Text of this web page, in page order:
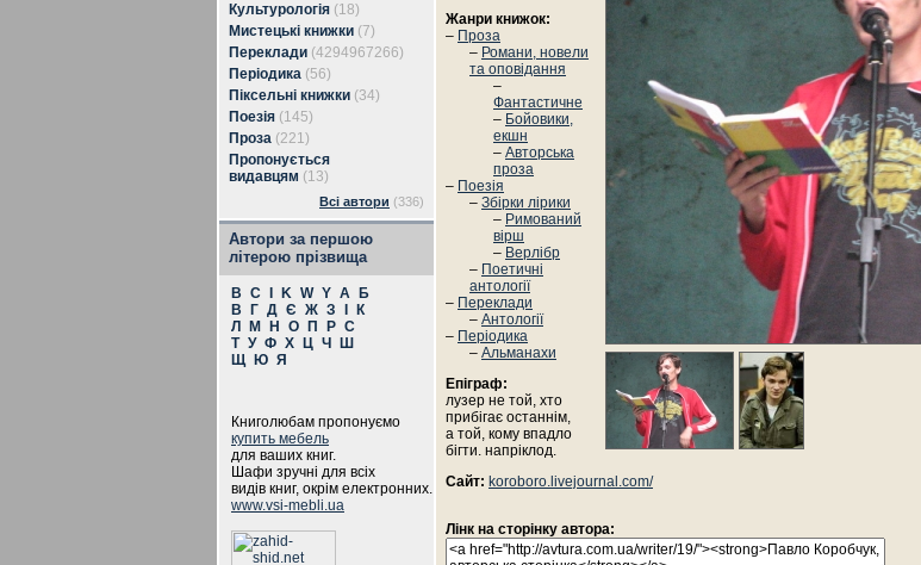
Культурологія (18)
Мистецькі книжки (7)
Переклади (4294967266)
Періодика (56)
Піксельні книжки (34)
Поезія (145)
Проза (221)
Пропонується
видавцям (13)
Всі автори (336)
Автори за першою
літерою прізвища
B C K W Y А
Б
В
Г Д Є Ж З
К
Л
М Н О П Р С
Т У Ф Х Ц Ч
Ш
Щ
Ю Я
Книголюбам пропонуємо
купить мебель
для ваших книг.
Шафи зручні для всіх
видів книг, окрім електронних.
www.vsi-mebli.ua
Жанри книжок:
– Проза
– Романи, новели
та оповідання
–
Фантастичне
– Бойовики,
екшн
– Авторська
проза
– Поезія
– Збірки лірики
– Римований
вірш
– Верлібр
– Поетичні
антології
– Переклади
– Антології
– Періодика
– Альманахи
Епіграф:
лузер не той, хто
прибігає останнім,
а той, кому впадло
бігти. напріклод.
Сайт: koroboro.livejournal.com/
Лінк на сторінку автора: